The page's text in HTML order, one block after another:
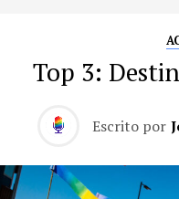
Top 3:
Escrito por